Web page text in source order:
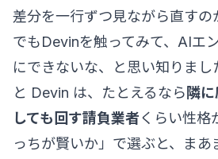
差分を一行ずつ見ながら直すの
でもDevinを触ってみて、AIエ
にできないな、と思い知りま
と Devin は、たとえるなら 隣
しても回す請負業者くらい性格
っちが賢いか」で選ぶと、まあ